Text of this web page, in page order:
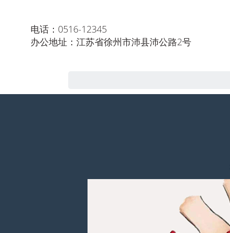
电话：0516-12345
办公地址：江苏省徐州市沛县沛公路2号